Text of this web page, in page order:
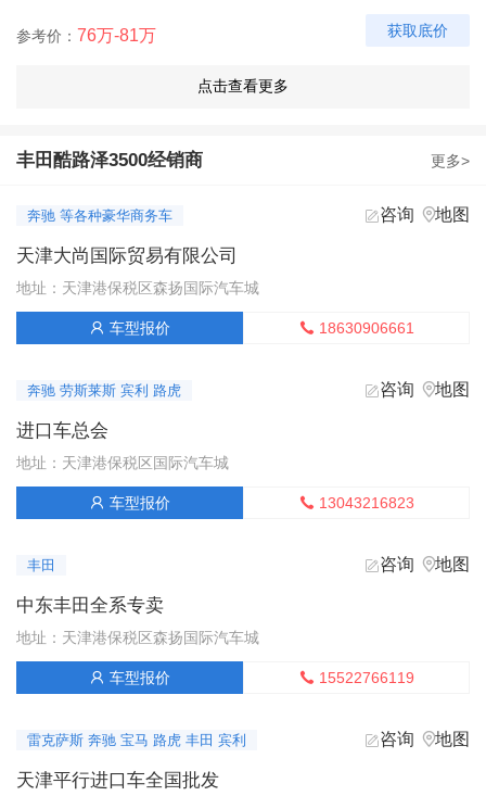
参考价： 76万-81万 获取底价
中东版25款 3.5T GX-R 18轮 丝绒 8气 天窗
78万-80万 获取底价
中东版25款 3.5T GX-R 20轮 JBL 前通风 雷测 High科威特
95万-97.4万 获取底价
参考价：105万-109万
中东版25款 3.5T VX-R
参考价：106.4万-125万 获取底价
中东版25款 3.5T GR-Sport
参考价：115.2万-120.75万
中东版24款 3.5T GX-R 18轮 丝绒 4气 天窗 无蠕行
丰田酷路泽3500经销商 更多>
奔驰 等各种豪华商务车 咨询 地图
天津大尚国际贸易有限公司
地址：天津港保税区森扬国际汽车城
 车型报价  18630906661
奔驰 劳斯莱斯 宾利 路虎 咨询 地图
进口车总会
地址：天津港保税区国际汽车城
 车型报价  13043216823
丰田 咨询 地图
中东丰田全系专卖
地址：天津港保税区森扬国际汽车城
 车型报价  15522766119
雷克萨斯 奔驰 宝马 路虎 丰田 宾利 咨询 地图
天津平行进口车全国批发